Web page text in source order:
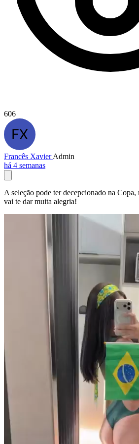
606
Francês XavierAdmin
há 4 semanas
A seleção pode ter decepcionado na Copa,
vai te dar muita alegria!